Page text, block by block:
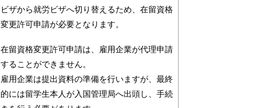
ビザから就労ビザへ切り替えるため、在留資格
変更許可申請が必要となります。
在留資格変更許可申請は、雇用企業が代理申請
することができません。
雇用企業は提出資料の準備を行いますが、最終
的には留学生本人が入国管理局へ出頭し、手続